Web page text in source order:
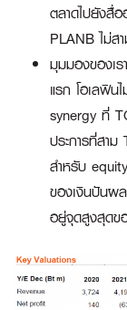
ตลาดไปยังสื่
PLANB ไม่ส
มุมมองของเร
แรก โอเลฟิน
synergy ที่
ประการที่สา
สำหรับ
ของเงินปันผ
อยู่จุดสูงสุดข